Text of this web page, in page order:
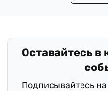
Оставайтесь в
Подписывайтесь